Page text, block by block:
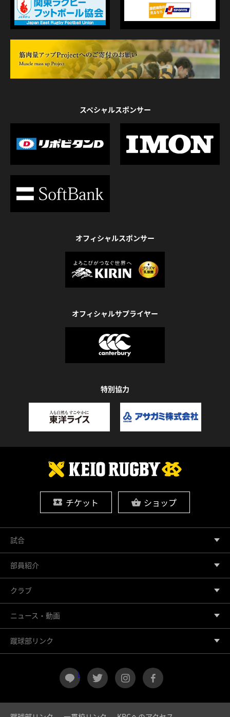
スペシャルスポンサー
オフィシャルスポンサー
オフィシャルサプライヤー
特別協力
チケット ショップ
LINE twitter instagram
試合
部員紹介
クラブ
ニュース・動画
蹴球部リンク